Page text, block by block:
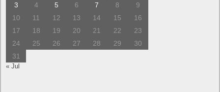
3
4 5 6 7 8
9
10
11 12 13 14 15
16
17
18 19 20 21 22
23
24
25 26 27 28 29
30
31
« Jul